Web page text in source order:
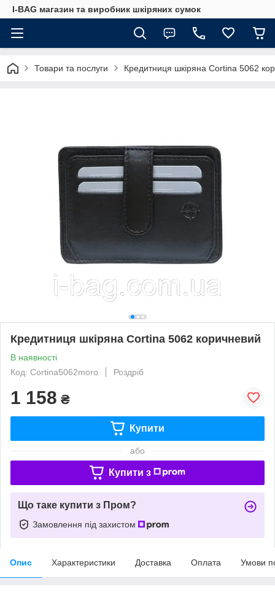
I-BAG магазин та виробник шкіряних сумок
Товари та послуги Кредитниця шкіряна Cortina 5062
Кредитниця шкіряна Cortina 5062 коричневий
В наявності
Код: Cortina5062moro
Роздріб
1 158 ₴
Купити
або
Купити з
Що таке купити з Пром?
Замовлення під захистом
Опис Характеристики Доставка Оплата Умови